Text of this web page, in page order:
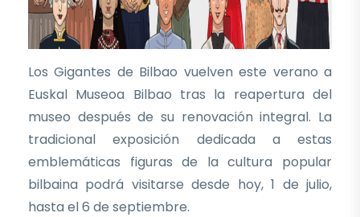
Los Gigantes de Bilbao vuelven este verano a
Euskal Museoa Bilbao tras la reapertura del
museo después de su renovación integral. La
tradicional exposición dedicada a estas
emblemáticas figuras de la cultura popular
bilbaina podrá visitarse desde hoy, 1 de julio,
hasta el 6 de septiembre.